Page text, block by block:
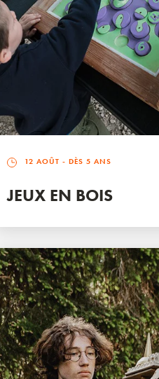
12 AOÛT - DÈS 5 ANS
JEUX EN BOIS